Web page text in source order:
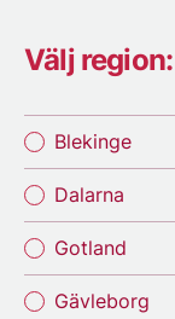
Välj region:
Blekinge
Dalarna
Gotland
Gävleborg